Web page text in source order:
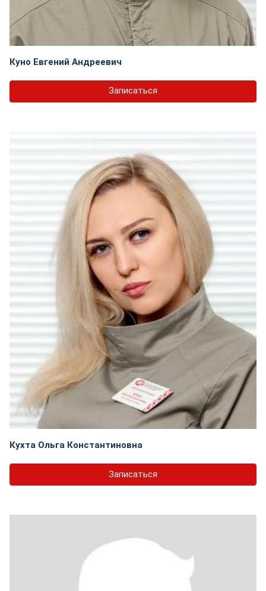
Куно Евгений Андреевич
Записаться
Кухта Ольга Константиновна
Записаться